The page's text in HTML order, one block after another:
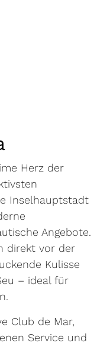
Herz der
Inselhauptstadt
Angebote.
direkt vor der
Kulisse
– ideal für
Club de Mar,
Service und